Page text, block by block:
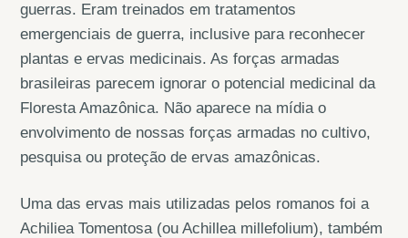
guerras. Eram treinados em tratamentos
emergenciais de guerra, inclusive para reconhecer
plantas e ervas medicinais. As forças armadas
brasileiras parecem ignorar o potencial medicinal da
Floresta Amazônica. Não aparece na mídia o
envolvimento de nossas forças armadas no cultivo,
pesquisa ou proteção de ervas amazônicas.
Uma das ervas mais utilizadas pelos romanos foi a
Achiliea Tomentosa (ou Achillea millefolium), também